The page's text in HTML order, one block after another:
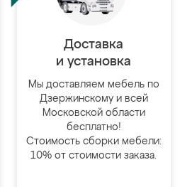
Доставка
и установка
Мы доставляем мебель по
Дзержинскому и всей
Московской области
бесплатно!
Стоимость сборки мебели:
10% от стоимости заказа.